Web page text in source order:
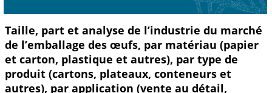
Taille, part et analyse de l’industrie du marché
de l’emballage des œufs, par matériau (papier
et carton, plastique et autres), par type de
produit (cartons, plateaux, conteneurs et
autres), par application (vente au détail,